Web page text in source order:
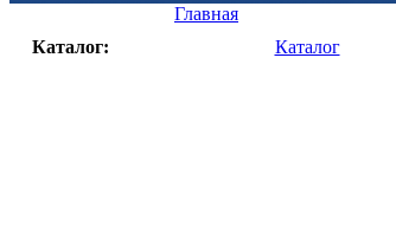
Главная
Каталог:
Каталог